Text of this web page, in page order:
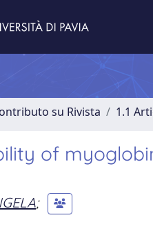
su Rivista 1.1
of
;